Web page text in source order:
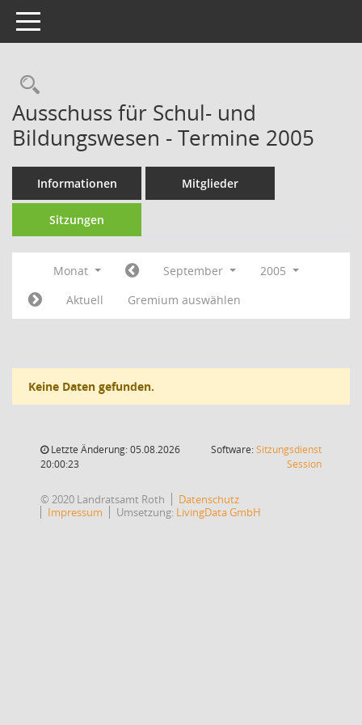
Toggle navigation
Rechercheauswahl
Ausschuss für Schul- und
Bildungswesen - Termine 2005
Informationen Mitglieder
Sitzungen
Monat September
2005
Aktuell
Gremium auswählen
Keine Daten gefunden.
Letzte Änderung: 05.08.2026
20:00:23
Software:Sitzungsdienst
Session(Wird in
© 2020 Landratsamt Roth
Datenschutz
Impressum
Umsetzung: LivingData GmbH